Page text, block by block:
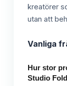
kreatörer
utan att
Vanliga
Hur stor
Studio